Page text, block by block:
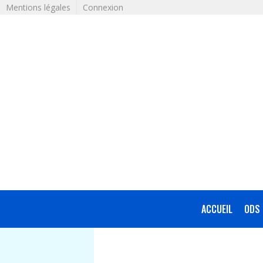
Mentions légales Connexion
ACCUEIL ODS